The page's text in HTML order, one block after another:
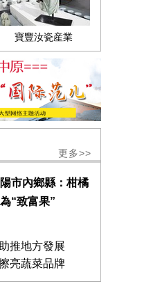
寶豐汝瓷産業
更多>>
市內鄉縣：柑橘
“致富果”
推地方發展
亮蔬菜品牌